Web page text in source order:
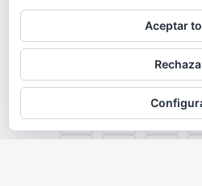
30
31 32
35
36 37
40
41 42
45
46 47
Aceptar